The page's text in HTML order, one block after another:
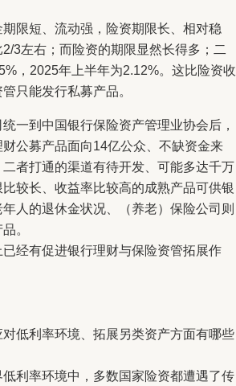
限短、流动强，险资期限长、相对稳
3左右；而险资的期限显然长得多；二
，2025年上半年为2.12%。这比险资收
只能发行私募产品。
到中国银行保险资产管理业协会后，
公募产品面向14亿公众、不缺资金来
者打通的渠道有待开发、可能多达千万
较长、收益率比较高的成熟产品可供银
人的退休金状况、（养老）保险公司则
。
经有促进银行理财与保险资管拓展作
低利率环境、拓展另类资产方面有哪些
利率环境中，多数国家险资都遭遇了传